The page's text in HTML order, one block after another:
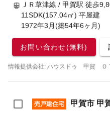
ＪＲ草津線 / 甲賀駅 徒歩
11SDK(157.04㎡) 平屋建
1972年3月(築54年6ヶ月)
お問い合わせ(無料)
情報提供会社: ハウスドゥ 甲賀 Ｏ
売戸建住宅 甲賀市 甲